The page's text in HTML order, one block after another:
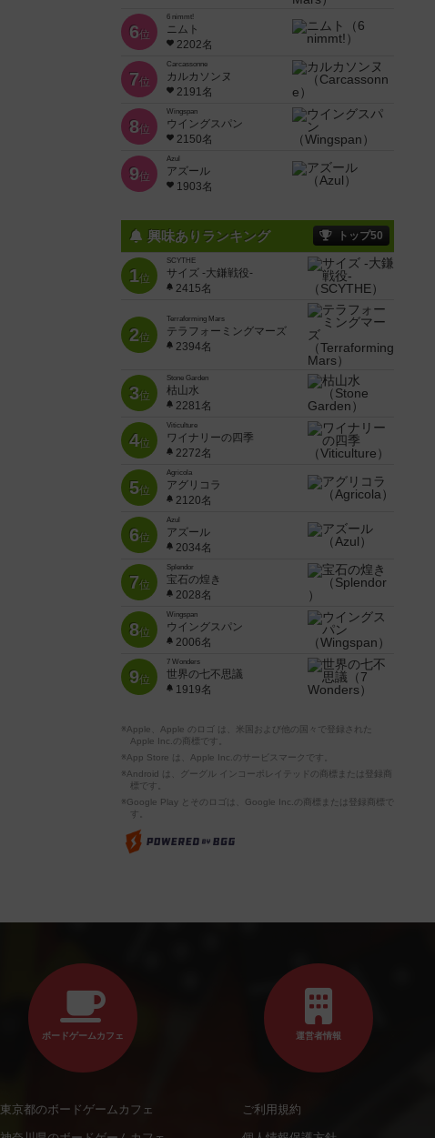
6位
6 nimmt!
ニムト
2202名
7位
Carcassonne
カルカソンヌ
2191名
8位
Wingspan
ウイングスパン
2150名
9位
Azul
アズール
1903名
興味ありランキング トップ50
1位
SCYTHE
サイズ -大鎌戦役-
2415名
2位
Terraforming Mars
テラフォーミングマーズ
2394名
3位
Stone Garden
枯山水
2281名
4位
Viticulture
ワイナリーの四季
2272名
5位
Agricola
アグリコラ
2120名
6位
Azul
アズール
2034名
7位
Splendor
宝石の煌き
2028名
8位
Wingspan
ウイングスパン
2006名
9位
7 Wonders
世界の七不思議
1919名
※Apple、Apple のロゴ は、米国および他の国々で登録された
Apple Inc.の商標です。
※App Store は、Apple Inc.のサービスマークです。
※Android は、グーグル インコーポレイテッドの商標または登録商
標です。
※Google Play とそのロゴは、Google Inc.の商標または登録商標で
す。
ボードゲームカフェ
東京都のボードゲームカフェ
運営者情報
ご利用規約